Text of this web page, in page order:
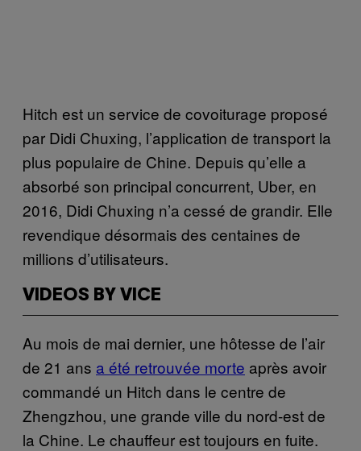
Hitch est un service de covoiturage proposé
par Didi Chuxing, l’application de transport la
plus populaire de Chine. Depuis qu’elle a
absorbé son principal concurrent, Uber, en
2016, Didi Chuxing n’a cessé de grandir. Elle
revendique désormais des centaines de
millions d’utilisateurs.
VIDEOS BY VICE
Au mois de mai dernier, une hôtesse de l’air
de 21 ans a été retrouvée morte après avoir
commandé un Hitch dans le centre de
Zhengzhou, une grande ville du nord-est de
la Chine. Le chauffeur est toujours en fuite.